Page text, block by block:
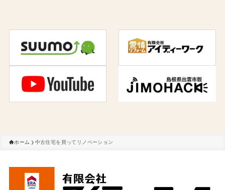
ホーム 中古住宅を買ってリノベーション